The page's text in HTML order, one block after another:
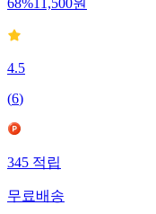
68%11,500원
4.5
(6)
345적립
무료배송